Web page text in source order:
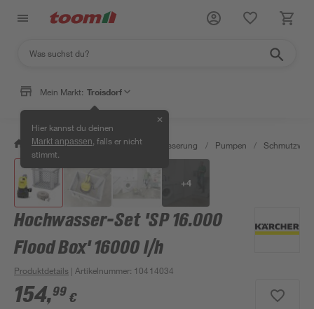
Mein Markt: Troisdorf
Hier kannst du deinen
Markt anpassen , falls er nicht
stimmt.
✕
/ Garten & Freizeit / Gartenbewässerung / Pumpen /
+4
Hochwasser-Set 'SP 16.000
Flood Box' 16000 l/h
Produktdetails | Artikelnummer: 10414034
154,99 €